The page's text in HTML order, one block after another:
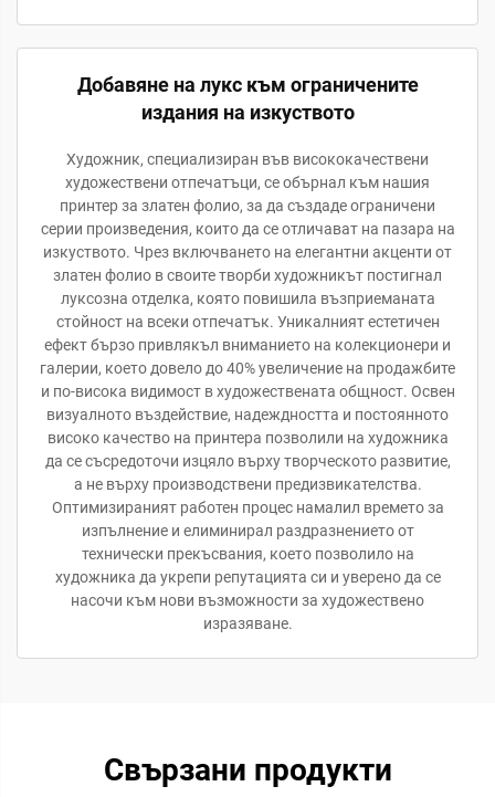
Добавяне на лукс към ограничените
издания на изкуството
Художник, специализиран във висококачествени
художествени отпечатъци, се обърнал към нашия
принтер за златен фолио, за да създаде ограничени
серии произведения, които да се отличават на пазара на
изкуството. Чрез включването на елегантни акценти от
златен фолио в своите творби художникът постигнал
луксозна отделка, която повишила възприеманата
стойност на всеки отпечатък. Уникалният естетичен
ефект бързо привлякъл вниманието на колекционери и
галерии, което довело до 40% увеличение на продажбите
и по-висока видимост в художествената общност. Освен
визуалното въздействие, надеждността и постоянното
високо качество на принтера позволили на художника
да се съсредоточи изцяло върху творческото развитие,
а не върху производствени предизвикателства.
Оптимизираният работен процес намалил времето за
изпълнение и елиминирал раздразнението от
технически прекъсвания, което позволило на
художника да укрепи репутацията си и уверено да се
насочи към нови възможности за художествено
изразяване.
Свързани продукти